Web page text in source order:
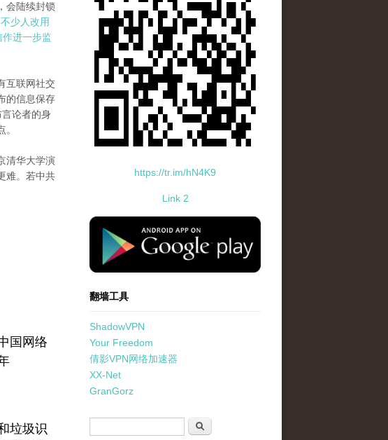
会陆续封锁
少人改用
作进一步监
互联网社交
的信息保存
论者的身
清华大学演
难。若中共
国网络
垃圾识
https://tr.im/hN4K9
Link 2
standard-icon-googleplay-app-store.png
翻墙工具
ShadowVPN
Your Freedom
倩影VPN网络加速器
XX-Net
GranGorz
搜索